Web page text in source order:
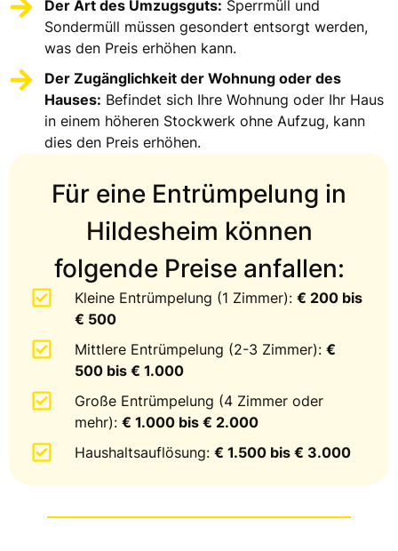
Der Art des Umzugsguts: Sperrmüll und
Sondermüll müssen gesondert entsorgt werden,
was den Preis erhöhen kann.
Der Zugänglichkeit der Wohnung oder des
Hauses: Befindet sich Ihre Wohnung oder Ihr Haus
in einem höheren Stockwerk ohne Aufzug, kann
dies den Preis erhöhen.
Für eine Entrümpelung in
Hildesheim können
folgende Preise anfallen:
Kleine Entrümpelung (1 Zimmer): € 200 bis
€ 500
Mittlere Entrümpelung (2-3 Zimmer): €
500 bis € 1.000
Große Entrümpelung (4 Zimmer oder
mehr): € 1.000 bis € 2.000
Haushaltsauflösung: € 1.500 bis € 3.000